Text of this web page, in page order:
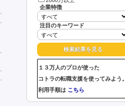
企業特徴
注目のキーワード
１３万人のプロが使った
コトラの転職支援を使ってみよう。
利用手順は こちら